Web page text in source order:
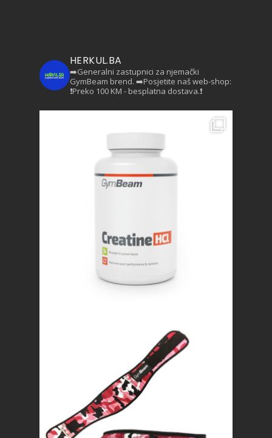
HERKUL.BA
➡️Generalni zastupnici za njemački
GymBeam brend. ➡️Posjetite naš web-shop:
❗Preko 100 KM - besplatna dostava.❗